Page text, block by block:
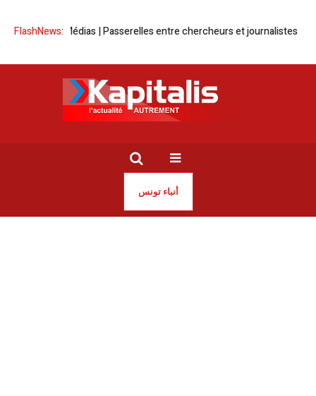
FlashNews:
Savoirs-Médias | Passerelles entre chercheurs et journalistes
أنباء تونس